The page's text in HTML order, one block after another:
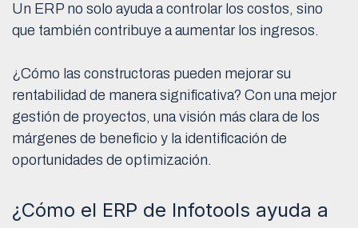
Un ERP no solo ayuda a controlar los costos, sino
que también contribuye a aumentar los ingresos.
¿Cómo las constructoras pueden mejorar su
rentabilidad de manera significativa? Con una mejor
gestión de proyectos, una visión más clara de los
márgenes de beneficio y la identificación de
oportunidades de optimización.
¿Cómo el ERP de Infotools ayuda a